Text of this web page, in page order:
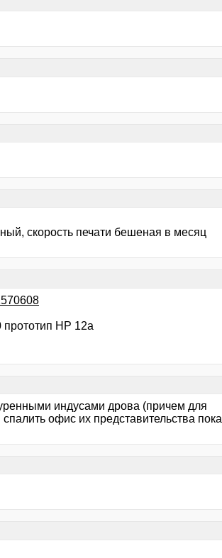
скорость печати бешеная в месяц
прототип НР 12а
индусами дрова (причем для
офис их представительства пока